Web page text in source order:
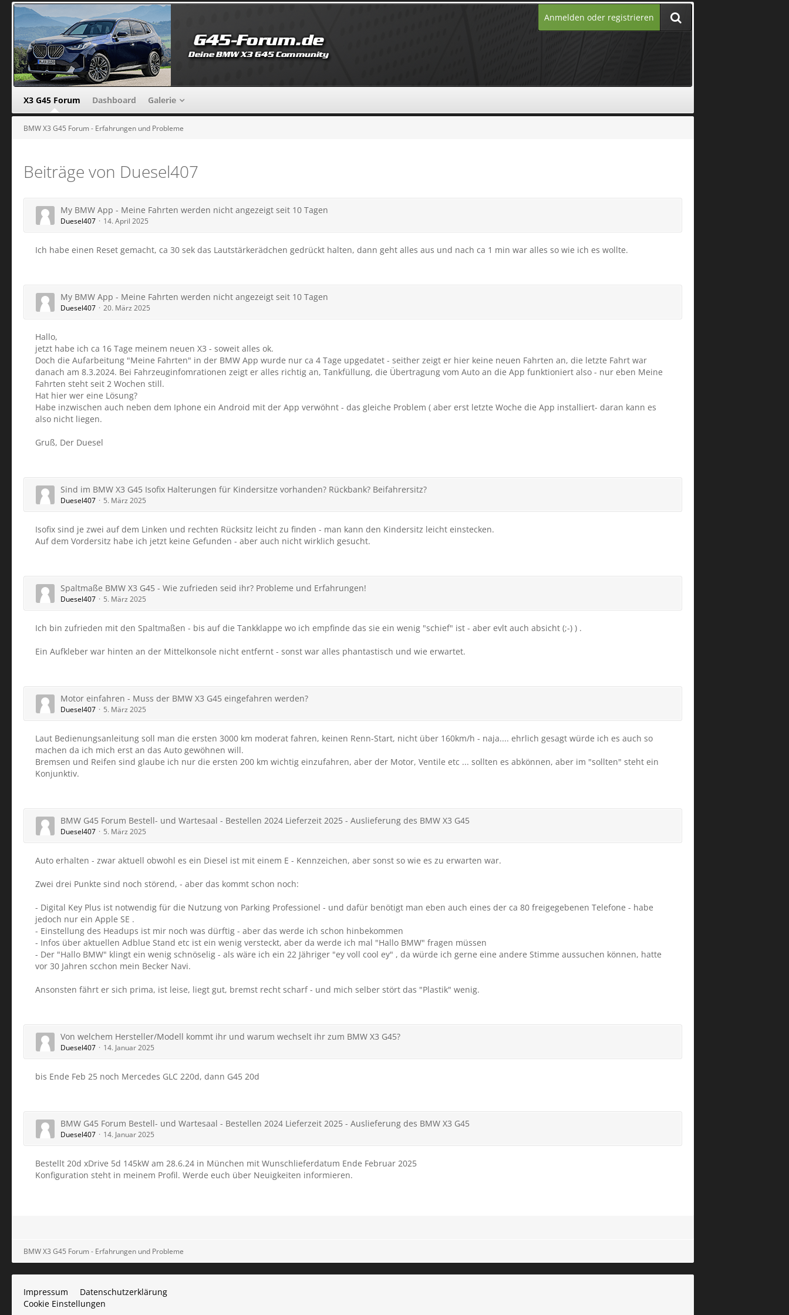
Anmelden oder registrieren
X3 G45 Forum Dashboard Galerie
BMW X3 G45 Forum - Erfahrungen und Probleme
Beiträge von Duesel407
My BMW App - Meine Fahrten werden nicht angezeigt seit 10 Tagen
Duesel407 14. April 2025
Ich habe einen Reset gemacht, ca 30 sek das Lautstärkerädchen gedrückt halten, dann geht alles aus und nach ca 1 min war alles so wie ich es wollte.
My BMW App - Meine Fahrten werden nicht angezeigt seit 10 Tagen
Duesel407 20. März 2025
Hallo,
jetzt habe ich ca 16 Tage meinem neuen X3 - soweit alles ok.
Doch die Aufarbeitung "Meine Fahrten" in der BMW App wurde nur ca 4 Tage upgedatet - seither zeigt er hier keine neuen Fahrten an, die letzte Fahrt war
danach am 8.3.2024. Bei Fahrzeuginfomrationen zeigt er alles richtig an, Tankfüllung, die Übertragung vom Auto an die App funktioniert also - nur eben Meine
Fahrten steht seit 2 Wochen still.
Hat hier wer eine Lösung?
Habe inzwischen auch neben dem Iphone ein Android mit der App verwöhnt - das gleiche Problem ( aber erst letzte Woche die App installiert- daran kann es
also nicht liegen.
Gruß, Der Duesel
Sind im BMW X3 G45 Isofix Halterungen für Kindersitze vorhanden? Rückbank? Beifahrersitz?
Duesel407 5. März 2025
Isofix sind je zwei auf dem Linken und rechten Rücksitz leicht zu finden - man kann den Kindersitz leicht einstecken.
Auf dem Vordersitz habe ich jetzt keine Gefunden - aber auch nicht wirklich gesucht.
Spaltmaße BMW X3 G45 - Wie zufrieden seid ihr? Probleme und Erfahrungen!
Duesel407 5. März 2025
Ich bin zufrieden mit den Spaltmaßen - bis auf die Tankklappe wo ich empfinde das sie ein wenig "schief" ist - aber evlt auch absicht (;-) ) .
Ein Aufkleber war hinten an der Mittelkonsole nicht entfernt - sonst war alles phantastisch und wie erwartet.
Motor einfahren - Muss der BMW X3 G45 eingefahren werden?
Duesel407 5. März 2025
Laut Bedienungsanleitung soll man die ersten 3000 km moderat fahren, keinen Renn-Start, nicht über 160km/h - naja.... ehrlich gesagt würde ich es auch so
machen da ich mich erst an das Auto gewöhnen will.
Bremsen und Reifen sind glaube ich nur die ersten 200 km wichtig einzufahren, aber der Motor, Ventile etc ... sollten es abkönnen, aber im "sollten" steht ein
Konjunktiv.
BMW G45 Forum Bestell- und Wartesaal - Bestellen 2024 Lieferzeit 2025 - Auslieferung des BMW X3 G45
Duesel407 5. März 2025
Auto erhalten - zwar aktuell obwohl es ein Diesel ist mit einem E - Kennzeichen, aber sonst so wie es zu erwarten war.
Zwei drei Punkte sind noch störend, - aber das kommt schon noch:
- Digital Key Plus ist notwendig für die Nutzung von Parking Professionel - und dafür benötigt man eben auch eines der ca 80 freigegebenen Telefone - habe
jedoch nur ein Apple SE .
- Einstellung des Headups ist mir noch was dürftig - aber das werde ich schon hinbekommen
- Infos über aktuellen Adblue Stand etc ist ein wenig versteckt, aber da werde ich mal "Hallo BMW" fragen müssen
- Der "Hallo BMW" klingt ein wenig schnöselig - als wäre ich ein 22 Jähriger "ey voll cool ey" , da würde ich gerne eine andere Stimme aussuchen können, hatte
vor 30 Jahren scchon mein Becker Navi.
Ansonsten fährt er sich prima, ist leise, liegt gut, bremst recht scharf - und mich selber stört das "Plastik" wenig.
Von welchem Hersteller/Modell kommt ihr und warum wechselt ihr zum BMW X3 G45?
Duesel407 14. Januar 2025
bis Ende Feb 25 noch Mercedes GLC 220d, dann G45 20d
BMW G45 Forum Bestell- und Wartesaal - Bestellen 2024 Lieferzeit 2025 - Auslieferung des BMW X3 G45
Duesel407 14. Januar 2025
Bestellt 20d xDrive 5d 145kW am 28.6.24 in München mit Wunschlieferdatum Ende Februar 2025
Konfiguration steht in meinem Profil. Werde euch über Neuigkeiten informieren.
BMW X3 G45 Forum - Erfahrungen und Probleme
Impressum
Datenschutzerklärung
Cookie Einstellungen